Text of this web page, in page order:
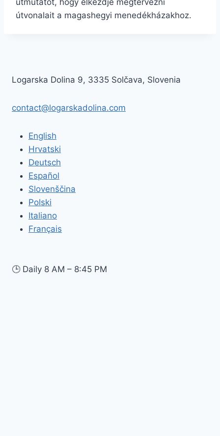
útmutatót, hogy elkezdje megtervezni
útvonalait a magashegyi menedékházakhoz.
Logarska Dolina 9, 3335 Solčava, Slovenia
contact@logarskadolina.com
English
Hrvatski
Deutsch
Español
Slovenščina
Polski
Italiano
Français
🕒 Daily 8 AM – 8:45 PM